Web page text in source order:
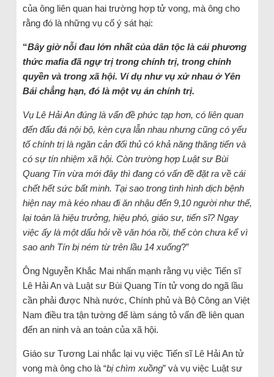
của ông liên quan hai trường hợp tử vong, mà ông cho
rằng đó là những vụ cố ý sát hại:
“Bây giờ nỗi đau lớn nhất của dân tộc là cái phương
thức mafia đã ngự trị trong chính trị, trong chính
quyền và trong xã hội. Ví dụ như vụ xử nhau ở Yên
Bái chẳng hạn, đó là một vụ án chính trị.
Vụ Lê Hải An đúng là vấn đề phức tạp hơn, có liên quan
đến đấu đá nội bộ, kèn cựa lẫn nhau nhưng cũng có yếu
tố chính trị là ngăn cản đối thủ có khả năng thăng tiến và
có sự tín nhiệm xã hội. Còn trường hợp Luật sư Bùi
Quang Tín vừa mới đây thì đang có vấn đề đặt ra về cái
chết hết sức bất minh. Tại sao trong tình hình dịch bệnh
hiện nay mà kéo nhau đi ăn nhậu đến 9,10 người như thế,
lại toàn là hiệu trưởng, hiệu phó, giáo sư, tiến sĩ? Ngay
việc ấy là một dấu hỏi về văn hóa rồi, thế còn chưa kể vì
sao anh Tín bị ném từ trên lầu 14 xuống?”
Ông Nguyễn Khắc Mai nhấn mạnh rằng vụ việc Tiến sĩ
Lê Hải An và Luật sư Bùi Quang Tín tử vong do ngã lầu
cần phải được Nhà nước, Chính phủ và Bộ Công an Việt
Nam điều tra tận tường để làm sáng tỏ vấn đề liên quan
đến an ninh và an toàn của xã hội.
Giáo sư Tương Lai nhắc lại vụ việc Tiến sĩ Lê Hải An tử
vong mà ông cho là “bị chìm xuồng” và vụ việc Luật sư